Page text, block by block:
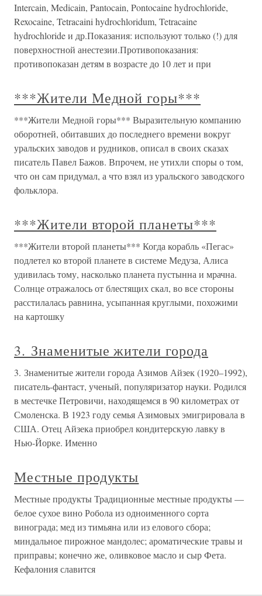
Intercain, Medicain, Pantocain, Pontocaine hydrochloride,
Rexocaine, Tetracaini hydrochloridum, Tetracaine
hydrochloride и др.Показания: используют только (!) для
поверхностной анестезии.Противопоказания:
противопоказан детям в возрасте до 10 лет и при
***Жители Медной горы***
***Жители Медной горы*** Выразительную компанию
оборотней, обитавших до последнего времени вокруг
уральских заводов и рудников, описал в своих сказах
писатель Павел Бажов. Впрочем, не утихли споры о том,
что он сам придумал, а что взял из уральского заводского
фольклора.
***Жители второй планеты***
***Жители второй планеты*** Когда корабль «Пегас»
подлетел ко второй планете в системе Медуза, Алиса
удивилась тому, насколько планета пустынна и мрачна.
Солнце отражалось от блестящих скал, во все стороны
расстилалась равнина, усыпанная круглыми, похожими
на картошку
3. Знаменитые жители города
3. Знаменитые жители города Азимов Айзек (1920–1992),
писатель-фантаст, ученый, популяризатор науки. Родился
в местечке Петровичи, находящемся в 90 километрах от
Смоленска. В 1923 году семья Азимовых эмигрировала в
США. Отец Айзека приобрел кондитерскую лавку в
Нью-Йорке. Именно
Местные продукты
Местные продукты Традиционные местные продукты —
белое сухое вино Робола из одноименного сорта
винограда; мед из тимьяна или из елового сбора;
миндальное пирожное мандолес; ароматические травы и
приправы; конечно же, оливковое масло и сыр Фета.
Кефалония славится